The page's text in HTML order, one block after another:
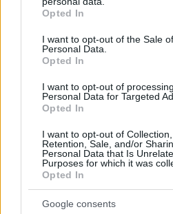
grant or deny consent to Google
use your data for below specified
consent section.
Opted In
I want to opt-out of the Sale
Personal Data.
Opted In
I want to opt-out of
Personal Data for Targeted
Opted In
I want to opt-out of Collection,
Retention, Sale, and/or
Personal Data that Is
Purposes for which it was
Opted In
Google consents
Πόσο κοστίζει μία εβδομάδα
παράδεισους
Στο Α΄ Νεκροταφείο το μνημόσυνο